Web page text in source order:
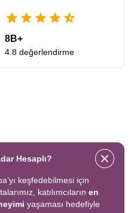
8B+
4.8 değerlendirme
Hesaplı?
keşfedebilmesi için
katılımcıların en
yaşaması hedefiyle